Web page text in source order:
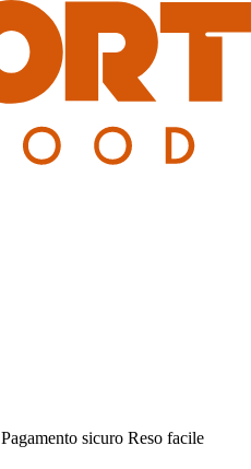
Pagamento sicuro Reso facile